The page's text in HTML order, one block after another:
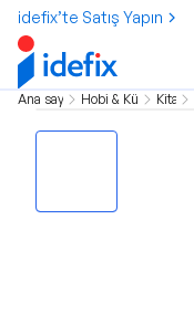
idefix’te Satış Yapın
Ana sayfa Hobi & KültürKitap